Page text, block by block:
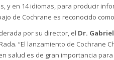
y en 14 idiomas, para producir
de Cochrane es reconocido
por su director, el Dr.
“El lanzamiento de
salud es de gran importancia